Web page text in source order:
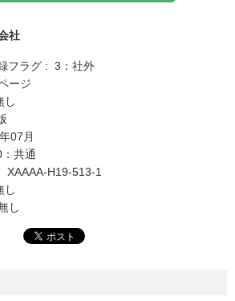
社
フラグ : 3：社外
ージ
し
07月
共通
XAAAA-H19-513-1
し
し